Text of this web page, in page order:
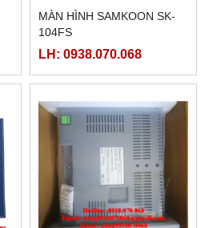
MÀN HÌNH SAMKOON SK-
104FS
LH: 0938.070.068